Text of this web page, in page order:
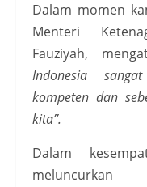
Dalam momen
Menteri
Fauziyah,
Indonesia
kompeten dan
kita”.
Dalam